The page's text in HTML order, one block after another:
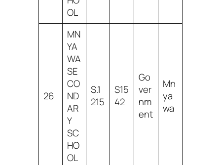
OL
26
MN
YA
WA
SE
CO
ND
AR
Y
SC
HO
OL
S.1
215
S15
42
Go
ver
nm
ent
Mn
ya
wa